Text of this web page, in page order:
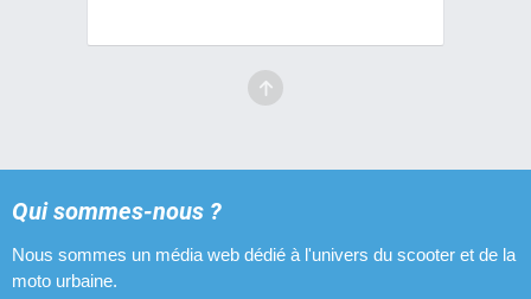
Qui sommes-nous ?
Nous sommes un média web dédié à l'univers du scooter et de la
moto urbaine.